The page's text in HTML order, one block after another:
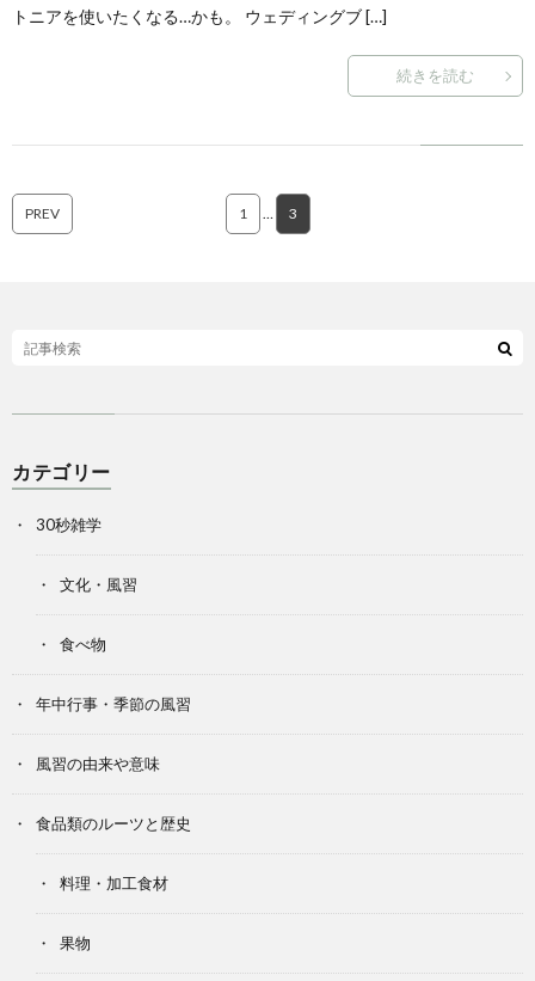
トニアを使いたくなる…かも。 ウェディングブ […]
続きを読む
PREV 1 … 3
カテゴリー
30秒雑学
文化・風習
食べ物
年中行事・季節の風習
風習の由来や意味
食品類のルーツと歴史
料理・加工食材
果物